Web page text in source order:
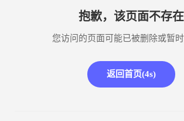
抱歉，该页面不存在
您访问的页面可能已被删除或暂
返回首页(4s)